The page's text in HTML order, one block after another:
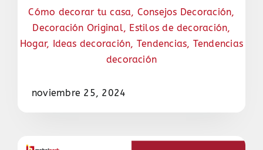
Cómo decorar tu casa, Consejos Decoración,
Decoración Original, Estilos de decoración,
Hogar, Ideas decoración, Tendencias, Tendencias
decoración
noviembre 25, 2024